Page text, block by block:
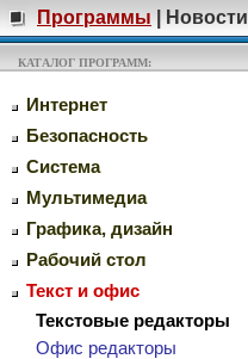
Программы Новости
КАТАЛОГ ПРОГРАММ:
Интернет
Безопасность
Система
Мультимедиа
Графика, дизайн
Рабочий стол
Текст и офис
Текстовые редакторы
Офис редакторы